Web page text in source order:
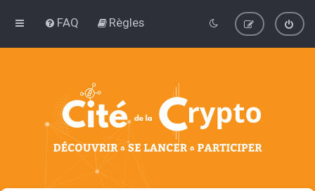
FAQ Règles